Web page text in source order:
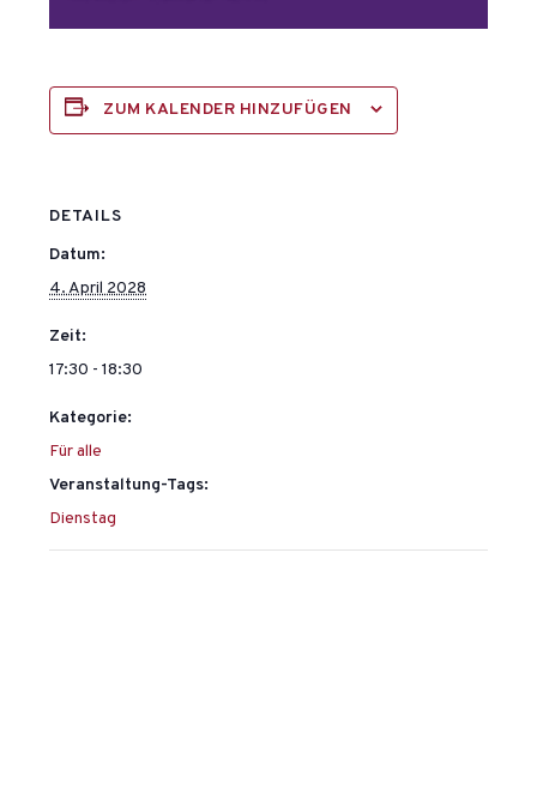
ZUM KALENDER HINZUFÜGEN
DETAILS
Datum:
4. April 2028
Zeit:
17:30 - 18:30
Kategorie:
Für alle
Veranstaltung-Tags:
Dienstag